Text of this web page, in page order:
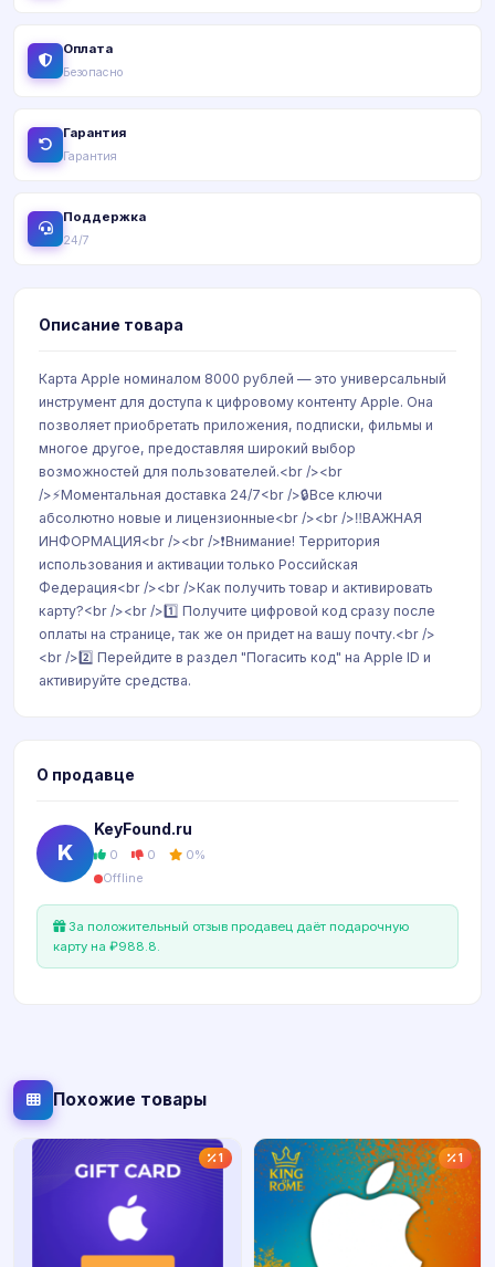
Оплата
Безопасно
Гарантия
Гарантия
Поддержка
24/7
Описание товара
Карта Apple номиналом 8000 рублей — это универсальный
инструмент для доступа к цифровому контенту Apple. Она
позволяет приобретать приложения, подписки, фильмы и
многое другое, предоставляя широкий выбор
возможностей для пользователей.<br /><br
/>⚡️Моментальная доставка 24/7<br />🔒Все ключи
абсолютно новые и лицензионные<br /><br />‼️ВАЖНАЯ
ИНФОРМАЦИЯ<br /><br />❗️Внимание! Территория
использования и активации только Российская
Федерация<br /><br />Как получить товар и активировать
карту?<br /><br />1️⃣ Получите цифровой код сразу после
оплаты на странице, так же он придет на вашу почту.<br />
<br />2️⃣ Перейдите в раздел "Погасить код" на Apple ID и
активируйте средства.
О продавце
K
KeyFound.ru
0 0 0%
Offline
За положительный отзыв продавец даёт подарочную
карту на ₽988.8.
Похожие товары
1 1